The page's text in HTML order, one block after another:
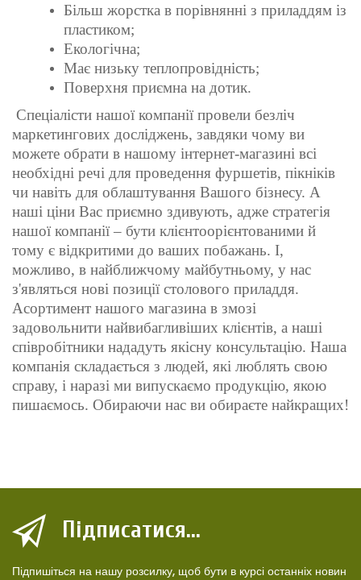
Більш жорстка в порівнянні з приладдям із
пластиком;
Екологічна;
Має низьку теплопровідність;
Поверхня приємна на дотик.
Спеціалісти нашої компанії провели безліч
маркетингових досліджень, завдяки чому ви
можете обрати в нашому інтернет-магазині всі
необхідні речі для проведення фуршетів, пікніків
чи навіть для облаштування Вашого бізнесу. А
наші ціни Вас приємно здивують, адже стратегія
нашої компанії – бути клієнтоорієнтованими й
тому є відкритими до ваших побажань. І,
можливо, в найближчому майбутньому, у нас
з'являться нові позиції столового приладдя.
Асортимент нашого магазина в змозі
задовольнити найвибагливіших клієнтів, а наші
співробітники нададуть якісну консультацію. Наша
компанія складається з людей, які люблять свою
справу, і наразі ми випускаємо продукцію, якою
пишаємось. Обираючи нас ви обираєте найкращих!
Підписатися...
Підпишіться на нашу розсилку, щоб бути в курсі останніх новин